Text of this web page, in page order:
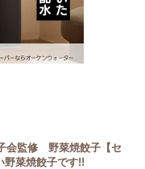
会監修 野菜焼餃子【セ
野菜焼餃子です!!